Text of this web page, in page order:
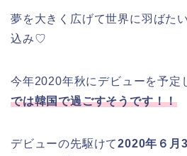
夢を大きく広げて世界に羽ばた
込み♡
今年2020年秋にデビューを予定
では韓国で過ごすそうです！！
デビューの先駆けて2020年６月